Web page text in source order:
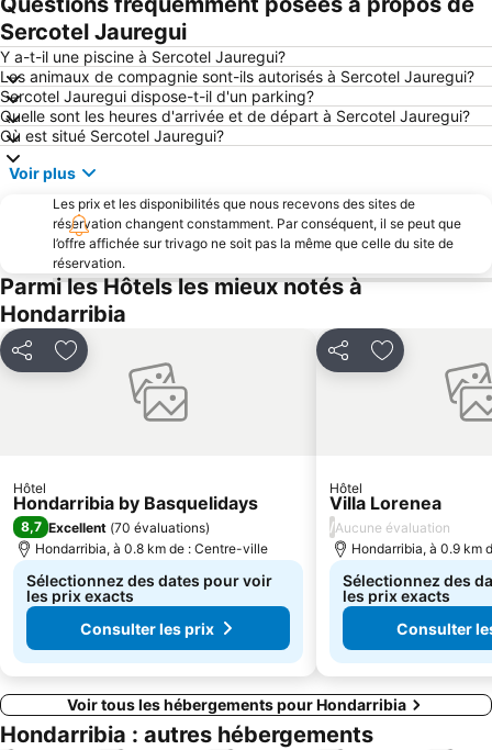
Plage du Port Vieux
De la Concha
Gare du Nord de Saint Sébastien
Aéroport de Saint-Sébastien
Mont Igueldo
La Fête du Piment d'Espelette
Casino Barrière de Biarritz
Plage La Milady
Port de plaisance d'Hendaye
Zarautz
Aquarium de San Sebastián
Gros
Puerto de Pasajes
Le Port Vieux
Centre historique
Deba
Akartegi
Rocher de la Vierge
Quais de la Nive
Playa de Monte Igeldo
Circuits Découvertes Centre Ville
Donostiako Jazzaldia
Cathédrale Sainte-Marie
Thermes La Perle
Grottes de Zugarramurdiko
Carnaval de Tolède
Sercotel Jauregui
Y a-t-il une piscine à Sercotel Jauregui?
Les animaux de compagnie sont-ils autorisés à Sercotel Jauregui?
Sercotel Jauregui dispose-t-il d'un parking?
Quelle sont les heures d'arrivée et de départ à Sercotel Jauregui?
Où est situé Sercotel Jauregui?
Voir plus
Les prix et les disponibilités que nous recevons des sites de
réservation changent constamment. Par conséquent, il se peut que
l’offre affichée sur trivago ne soit pas la même que celle du site de
réservation.
Parmi les Hôtels les mieux notés à
Hondarribia
PartagerAjouter à mes favoris
Hôtel
Hondarribia by Basquelidays
8,7 Excellent (70 évaluations)
Hondarribia, à 0.8 km de : Centre-ville
Sélectionnez des dates pour voir
les prix exacts
Consulter les prix
PartagerAjouter à
Hôtel
Villa Lorenea
/Aucune évaluation
Hondarribia, à 0.9 km
Sélectionnez des
les prix exacts
Consulter
Voir tous les hébergements pour Hondarribia
Hondarribia : autres hébergements